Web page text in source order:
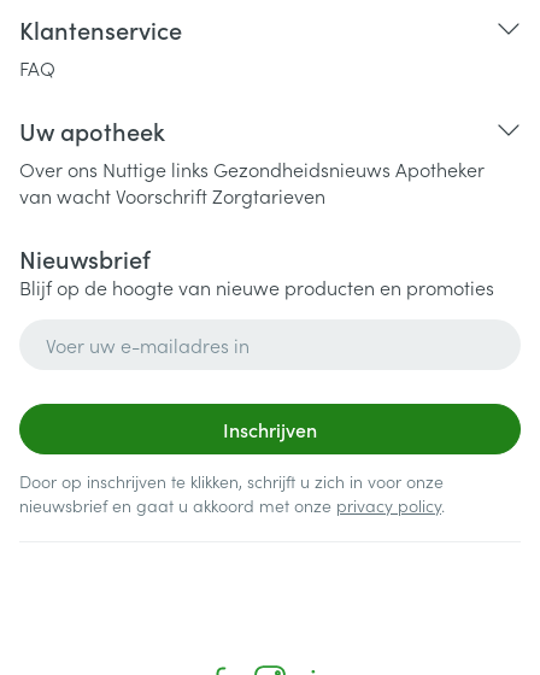
Klantenservice
FAQ
Uw apotheek
Over ons Nuttige links Gezondheidsnieuws Apotheker
van wachtVoorschriftZorgtarieven
Nieuwsbrief
Blijf op de hoogte van nieuwe producten en promoties
Inschrijven
Door op inschrijven te klikken, schrijft u zich in voor onze
nieuwsbrief en gaat u akkoord met onze privacy policy.